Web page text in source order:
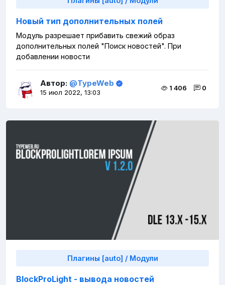
Новый тип дополнительных полей
Модуль разрешает прибавить свежий образ
дополнительных полей "Поиск новостей". При
добавлении новости
Автор: @TypeWeb
15 июл 2022, 13:03
1 406 0
Плагины [auto] / Модули
BlockProLight - вывода новостей